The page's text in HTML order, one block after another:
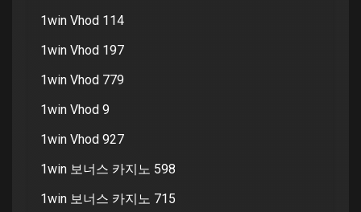
1win Vhod 114
1win Vhod 197
1win Vhod 779
1win Vhod 9
1win Vhod 927
1win 보너스 카지노 598
1win 보너스 카지노 715